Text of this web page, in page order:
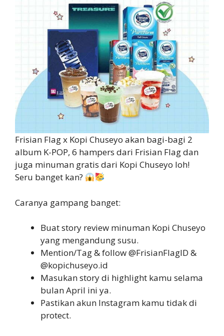
Frisian Flag x Kopi Chuseyo akan bagi-bagi 2
album K-POP, 6 hampers dari Frisian Flag dan
juga minuman gratis dari Kopi Chuseyo loh!
Seru banget kan?
Caranya gampang banget:
Buat story review minuman Kopi Chuseyo
yang mengandung susu.
Mention/Tag & follow @FrisianFlagID &
@kopichuseyo.id
Masukan story di highlight kamu selama
bulan April ini ya.
Pastikan akun Instagram kamu tidak di
protect.